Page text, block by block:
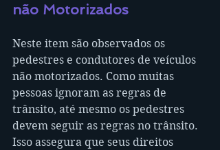
não Motorizados
Neste item são observados os
pedestres e condutores de veículos
não motorizados. Como muitas
pessoas ignoram as regras de
trânsito, até mesmo os pedestres
devem seguir as regras no trânsito.
Isso assegura que seus direitos